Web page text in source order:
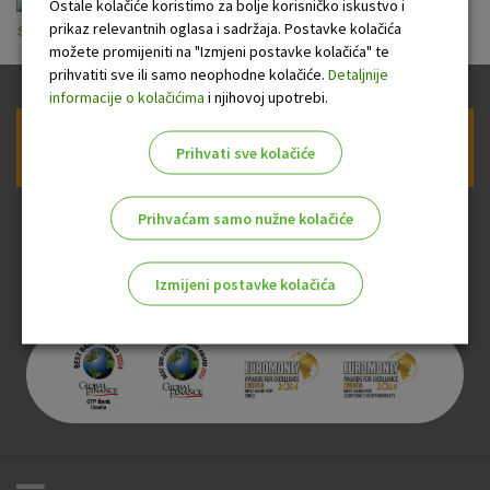
sazetak_izmjena_opcih_uvjeta_travanj_2017.pdf
Prijava na newsletter OTP banke
Ostale kolačiće koristimo za bolje korisničko iskustvo i
prikaz relevantnih oglasa i sadržaja. Postavke kolačića
možete promijeniti na "Izmjeni postavke kolačića" te
prihvatiti sve ili samo neophodne kolačiće. Detaljnije
informacije o kolačićima i njihovoj upotrebi.
Prihvati sve kolačiće
Prihvaćam samo nužne kolačiće
Izmijeni postavke kolačića